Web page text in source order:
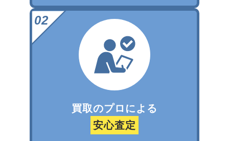
買取のプロによる
安心査定